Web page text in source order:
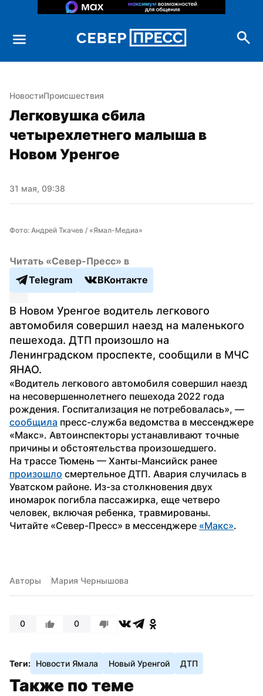
НовостиПроисшествия
Легковушка сбила
четырехлетнего малыша в
Новом Уренгое
31 мая, 09:38
Фото: Андрей Ткачев / «Ямал-Медиа»
Читать «Север-Пресс» в
Telegram
ВКонтакте
В Новом Уренгое водитель легкового
автомобиля совершил наезд на маленького
пешехода. ДТП произошло на
Ленинградском проспекте, сообщили в МЧС
ЯНАО.
«Водитель легкового автомобиля совершил наезд
на несовершеннолетнего пешехода 2022 года
сообщила пресс-служба ведомства в мессенджере
«Макс». Автоинспекторы устанавливают точные
причины и обстоятельства произошедшего.
произошло смертельное ДТП. Авария случилась в
Уватском районе. Из-за столкновения двух
иномарок погибла пассажирка, еще четверо
человек, включая ребенка, травмированы.
Читайте «Север-Пресс» в мессенджере «Макс».
Авторы Мария Чернышова
0 0
Теги: Новости Ямала Новый Уренгой ДТП
Также по теме